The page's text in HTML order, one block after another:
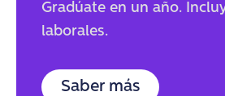
Gradúate en un año.
laborales.
Saber más